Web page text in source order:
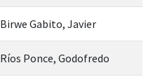
Birwe Gabito, Javier
Ríos Ponce, Godofredo